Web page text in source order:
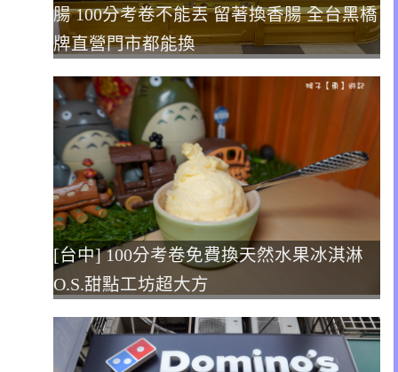
腸 100分考卷不能丟 留著換香腸 全台黑橋
牌直營門市都能換
[台中] 100分考卷免費換天然水果冰淇淋
O.S.甜點工坊超大方